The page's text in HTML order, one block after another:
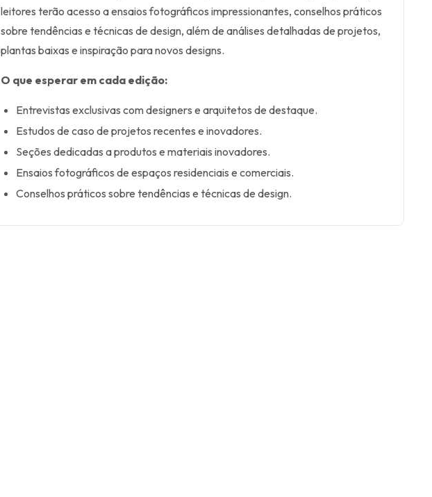
leitores terão acesso a ensaios fotográficos impressionantes, conselhos práticos
sobre tendências e técnicas de design, além de análises detalhadas de projetos,
plantas baixas e inspiração para novos designs.
O que esperar em cada edição:
Entrevistas exclusivas com designers e arquitetos de destaque.
Estudos de caso de projetos recentes e inovadores.
Seções dedicadas a produtos e materiais inovadores.
Ensaios fotográficos de espaços residenciais e comerciais.
Conselhos práticos sobre tendências e técnicas de design.